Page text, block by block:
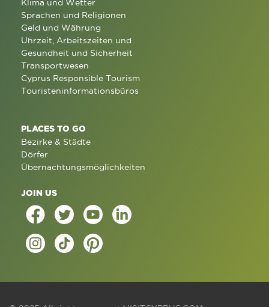
Klima und Wetter
Sprachen und Religionen
Geld und Währung
Uhrzeit, Arbeitszeiten und
Gesundheit und Sicherheit
Transportwesen
Cyprus Responsible Tourism
Touristeninformationsbüros
PLACES TO GO
Bezirke & Städte
Dörfer
Übernachtungsmöglichkeiten
JOIN US